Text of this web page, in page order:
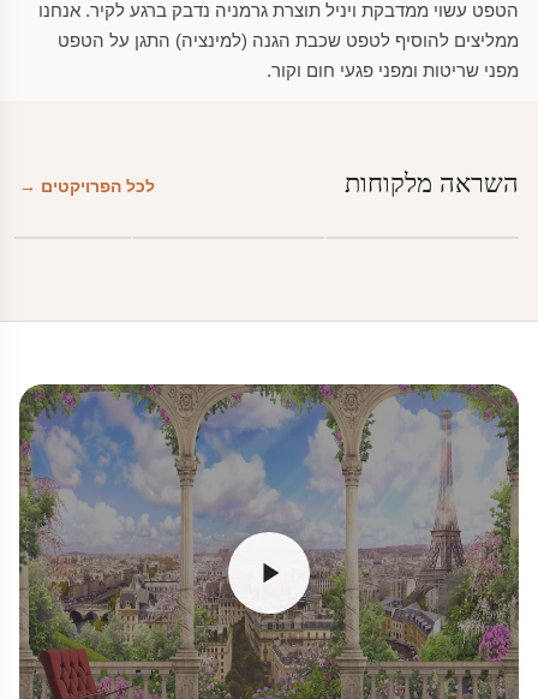
הטפט עשוי ממדבקת ויניל תוצרת גרמניה נדבק ברגע לקיר. אנחנו
ממליצים להוסיף לטפט שכבת הגנה (למינציה) התגן על הטפט
מפני שריטות ומפני פגעי חום וקור.
השראה מלקוחות לכל הפרויקטים →